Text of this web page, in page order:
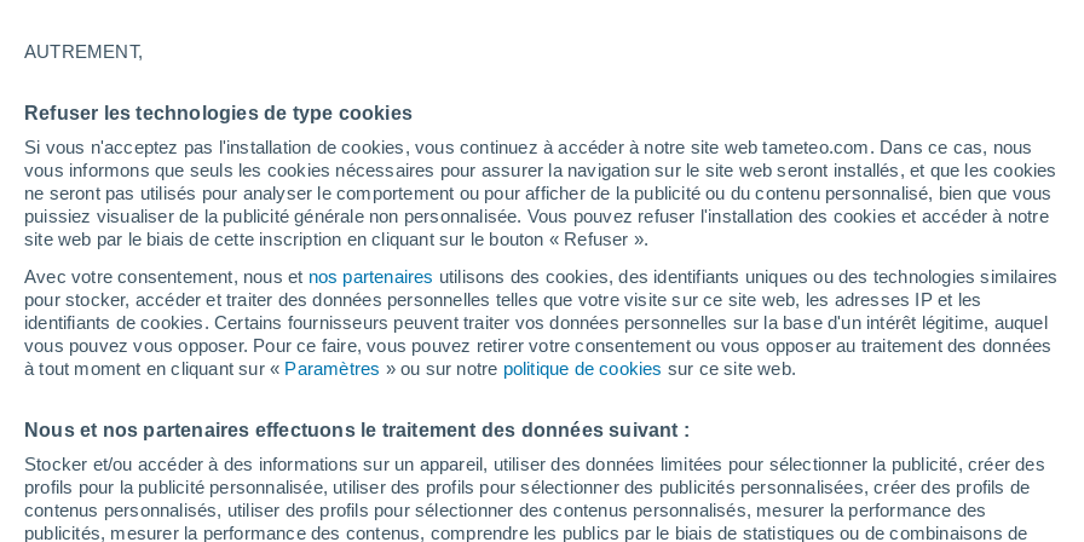
AUTREMENT,
Refuser les technologies de type cookies
Si vous n'acceptez pas l'installation de cookies, vous continuez à accéder à notre site web tameteo.com. Dans ce cas, nous
vous informons que seuls les cookies nécessaires pour assurer la navigation sur le site web seront installés, et que les cookies
ne seront pas utilisés pour analyser le comportement ou pour afficher de la publicité ou du contenu personnalisé, bien que vous
puissiez visualiser de la publicité générale non personnalisée. Vous pouvez refuser l'installation des cookies et accéder à notre
site web par le biais de cette inscription en cliquant sur le bouton « Refuser ».
Avec votre consentement, nous et nos partenaires utilisons des cookies, des identifiants uniques ou des technologies similaires
pour stocker, accéder et traiter des données personnelles telles que votre visite sur ce site web, les adresses IP et les
identifiants de cookies. Certains fournisseurs peuvent traiter vos données personnelles sur la base d'un intérêt légitime, auquel
vous pouvez vous opposer. Pour ce faire, vous pouvez retirer votre consentement ou vous opposer au traitement des données
à tout moment en cliquant sur « Paramètres » ou sur notre politique de cookies sur ce site web.
Nous et nos partenaires effectuons le traitement des données suivant :
Stocker et/ou accéder à des informations sur un appareil, utiliser des données limitées pour sélectionner la publicité, créer des
profils pour la publicité personnalisée, utiliser des profils pour sélectionner des publicités personnalisées, créer des profils de
contenus personnalisés, utiliser des profils pour sélectionner des contenus personnalisés, mesurer la performance des
publicités, mesurer la performance des contenus, comprendre les publics par le biais de statistiques ou de combinaisons de
Sensation de 22°
Actualité
Le réchauffement climatique modifie le goût de
Météo 1 - 7 jours Heure par heure Actualité Carte de couverture nuageuse Radar de pluie Satellites Modèles
8 Août
60%
9 Août
40%
10 Août
50%
11 Août
40%
12 Août
80%